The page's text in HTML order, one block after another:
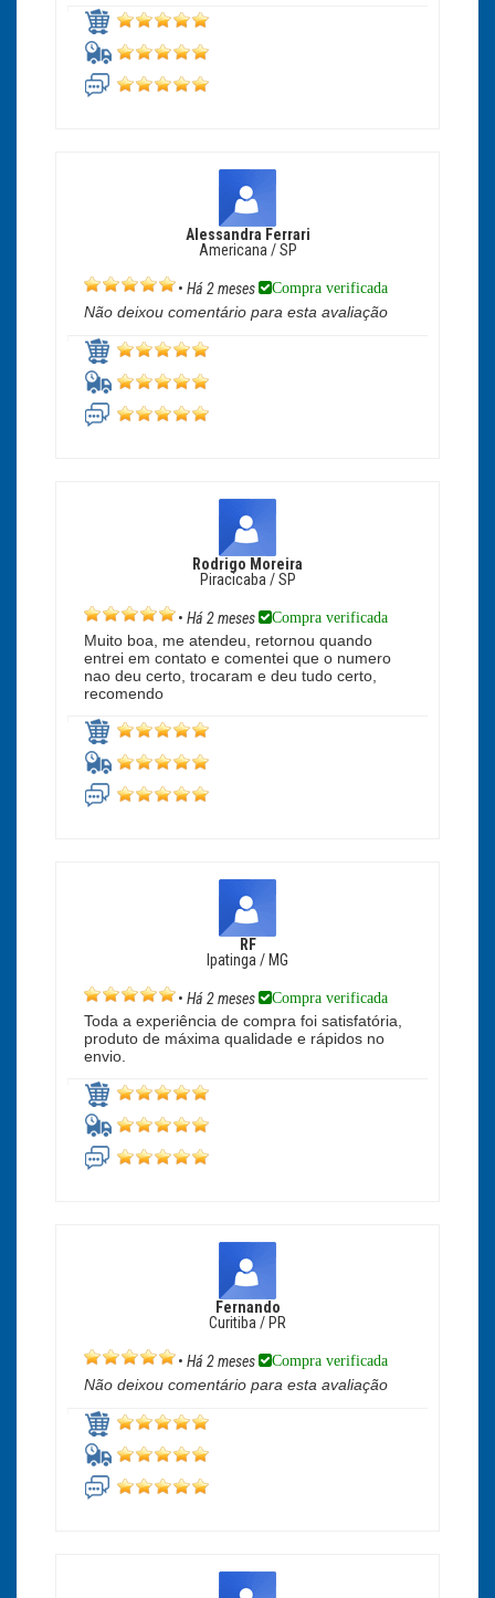
Alessandra Ferrari
Americana / SP
• Há 2 meses Compra verificada
Não deixou comentário para esta avaliação
Rodrigo Moreira
Piracicaba / SP
• Há 2 meses Compra verificada
Muito boa, me atendeu, retornou quando
entrei em contato e comentei que o numero
nao deu certo, trocaram e deu tudo certo,
recomendo
RF
Ipatinga / MG
• Há 2 meses Compra verificada
Toda a experiência de compra foi satisfatória,
produto de máxima qualidade e rápidos no
envio.
Fernando
Curitiba / PR
• Há 2 meses Compra verificada
Não deixou comentário para esta avaliação